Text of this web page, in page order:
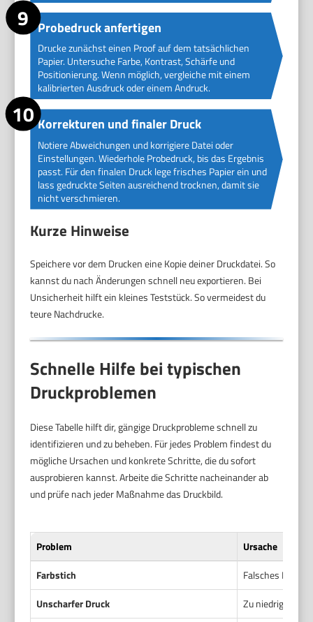
Probedruck anfertigen
Drucke zunächst einen Proof auf dem tatsächlichen
Papier. Untersuche Farbe, Kontrast, Schärfe und
Positionierung. Wenn möglich, vergleiche mit einem
kalibrierten Ausdruck oder einem Andruck.
Korrekturen und finaler Druck
Notiere Abweichungen und korrigiere Datei oder
Einstellungen. Wiederhole Probedruck, bis das Ergebnis
passt. Für den finalen Druck lege frisches Papier ein und
lass gedruckte Seiten ausreichend trocknen, damit sie
nicht verschmieren.
Kurze Hinweise
Speichere vor dem Drucken eine Kopie deiner Druckdatei. So
kannst du nach Änderungen schnell neu exportieren. Bei
Unsicherheit hilft ein kleines Teststück. So vermeidest du
teure Nachdrucke.
Schnelle Hilfe bei typischen
Druckproblemen
Diese Tabelle hilft dir, gängige Druckprobleme schnell zu
identifizieren und zu beheben. Für jedes Problem findest du
mögliche Ursachen und konkrete Schritte, die du sofort
ausprobieren kannst. Arbeite die Schritte nacheinander ab
und prüfe nach jeder Maßnahme das Druckbild.
Problem
Ursache
Farbstich
Falsches
Unscharfer Druck
Zu niedrige